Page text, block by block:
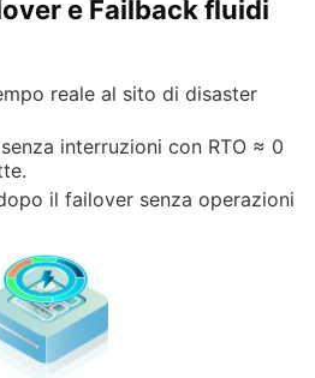
e Failback fluidi
reale al sito di disaster
interruzioni con RTO ≈ 0
il failover senza operazioni